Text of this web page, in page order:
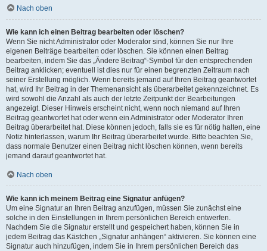
Nach oben
Wie kann ich einen Beitrag bearbeiten oder löschen?
Wenn Sie nicht Administrator oder Moderator sind, können Sie nur Ihre
eigenen Beiträge bearbeiten oder löschen. Sie können einen Beitrag
bearbeiten, indem Sie das „Ändere Beitrag“-Symbol für den entsprechenden
Beitrag anklicken; eventuell ist dies nur für einen begrenzten Zeitraum nach
seiner Erstellung möglich. Wenn bereits jemand auf Ihren Beitrag geantwortet
hat, wird Ihr Beitrag in der Themenansicht als überarbeitet gekennzeichnet. Es
wird sowohl die Anzahl als auch der letzte Zeitpunkt der Bearbeitungen
angezeigt. Dieser Hinweis erscheint nicht, wenn noch niemand auf Ihren
Beitrag geantwortet hat oder wenn ein Administrator oder Moderator Ihren
Beitrag überarbeitet hat. Diese können jedoch, falls sie es für nötig halten, eine
Notiz hinterlassen, warum Ihr Beitrag überarbeitet wurde. Bitte beachten Sie,
dass normale Benutzer einen Beitrag nicht löschen können, wenn bereits
jemand darauf geantwortet hat.
Nach oben
Wie kann ich meinem Beitrag eine Signatur anfügen?
Um eine Signatur an Ihren Beitrag anzufügen, müssen Sie zunächst eine
solche in den Einstellungen in Ihrem persönlichen Bereich entwerfen.
Nachdem Sie die Signatur erstellt und gespeichert haben, können Sie in
jedem Beitrag das Kästchen „Signatur anhängen“ aktivieren. Sie können eine
Signatur auch hinzufügen, indem Sie in Ihrem persönlichen Bereich das